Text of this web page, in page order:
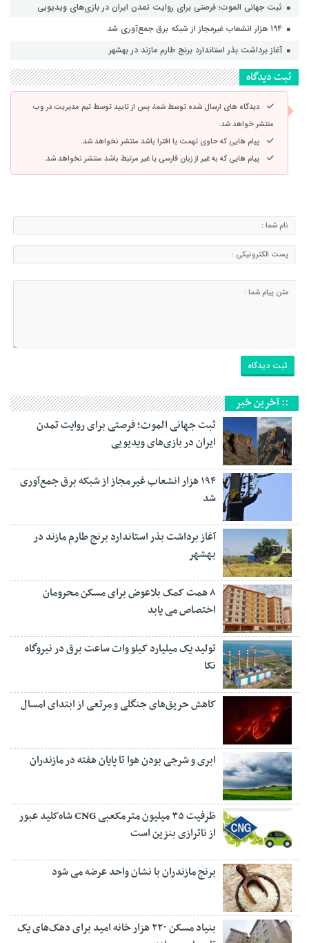
ثبت جهانی الموت؛ فرصتی برای روایت تمدن ایران در بازی‌های ویدیویی
آغاز برداشت بذر استاندارد برنج طارم مازند در بهشهر
ثبت دیدگاه
دیدگاه های ارسال شده توسط شما، پس از تایید توسط تیم مدیریت در وب
منتشر خواهد شد.
پیام هایی که حاوی تهمت یا افترا باشد منتشر نخواهد شد.
پیام هایی که به غیر از زبان فارسی یا غیر مرتبط باشد منتشر نخواهد شد.
:: آخرین خبر
ثبت جهانی الموت؛ فرصتی برای روایت تمدن
ایران در بازی‌های ویدیویی
۱۹۴ هزار انشعاب غیرمجاز از شبکه برق جمع‌آوری
شد
آغاز برداشت بذر استاندارد برنج طارم مازند در
بهشهر
۸ همت کمک بلاعوض برای مسکن محرومان
اختصاص می یابد
تولید یک میلیارد کیلو وات ساعت برق در نیروگاه
نکا
کاهش حریق‌های جنگلی و مرتعی از ابتدای امسال
ابری و شرجی بودن هوا تا پایان هفته در مازندران
ظرفیت ۳۵ میلیون مترمکعبی CNG شاه‌کلید عبور
از ناترازی بنزین است
برنج مازندران با نشان واحد عرضه می شود
بنیاد مسکن ۲۲۰ هزار خانه امید برای دهک‌های یک